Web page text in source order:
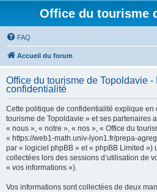
Office du tourisme
FAQ
Accueil du forum
Office du tourisme de Topoldavie
confidentialité
Cette politique de confidentialité explique en
tourisme de Topoldavie » et ses partenaires
« nous », « notre », « nos », « Office du
« https://web1-math.univ-lyon1.fr/prepa-
par « logiciel phpBB » et « phpBB Limited »)
collectées lors des sessions d’utilisation de
« vos informations »).
Vos informations sont collectées de deux